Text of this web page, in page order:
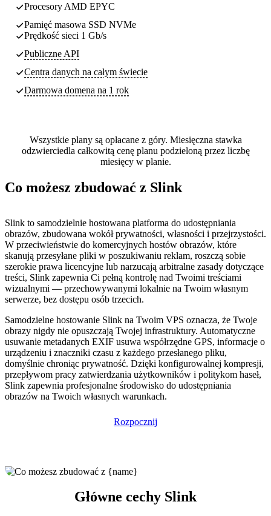
Procesory AMD EPYC
Pamięć masowa SSD NVMe
Prędkość sieci 1 Gb/s
Publiczne API
Centra danych na całym świecie
Darmowa domena na 1 rok
Wszystkie plany są opłacane z góry. Miesięczna stawka
odzwierciedla całkowitą cenę planu podzieloną przez liczbę
miesięcy w planie.
Co możesz zbudować z Slink
Slink to samodzielnie hostowana platforma do udostępniania
obrazów, zbudowana wokół prywatności, własności i przejrzystości.
W przeciwieństwie do komercyjnych hostów obrazów, które
skanują przesyłane pliki w poszukiwaniu reklam, roszczą sobie
szerokie prawa licencyjne lub narzucają arbitralne zasady dotyczące
treści, Slink zapewnia Ci pełną kontrolę nad Twoimi treściami
wizualnymi — przechowywanymi lokalnie na Twoim własnym
serwerze, bez dostępu osób trzecich.
Samodzielne hostowanie Slink na Twoim VPS oznacza, że Twoje
obrazy nigdy nie opuszczają Twojej infrastruktury. Automatyczne
usuwanie metadanych EXIF usuwa współrzędne GPS, informacje o
urządzeniu i znaczniki czasu z każdego przesłanego pliku,
domyślnie chroniąc prywatność. Dzięki konfigurowalnej kompresji,
przepływom pracy zatwierdzania użytkowników i politykom haseł,
Slink zapewnia profesjonalne środowisko do udostępniania
obrazów na Twoich własnych warunkach.
Rozpocznij
Główne cechy Slink